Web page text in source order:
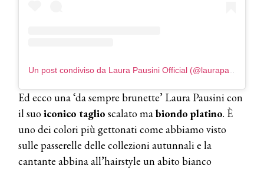
Un post condiviso da Laura Pausini Official (@laurapausini)
Ed ecco una ‘da sempre brunette’ Laura Pausini con
il suoiconico taglio scalato mabiondo platino. È
uno dei colori più gettonati come abbiamo visto
sulle passerelle delle collezioni autunnali e la
cantante abbina all’hairstyle un abito bianco
TONI&GUY
TONI&GUY “Feel Good Experience”!
TONI&GUY
LABEL.M lancia la sua innovativa ed
eco-sostenibile linea di prodotti
professionali